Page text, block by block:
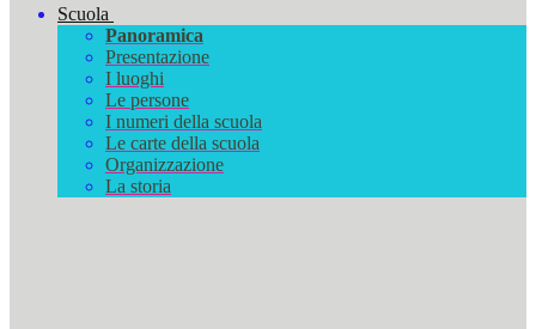
Scuola
Panoramica
Presentazione
I luoghi
Le persone
I numeri della scuola
Le carte della scuola
Organizzazione
La storia